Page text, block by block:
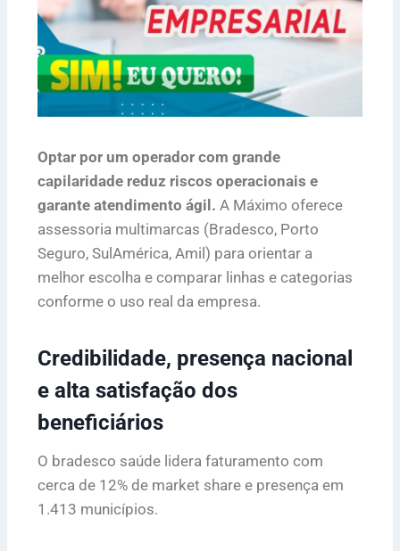
Optar por um operador com grande
capilaridade reduz riscos operacionais e
garante atendimento ágil. A Máximo oferece
assessoria multimarcas (Bradesco, Porto
Seguro, SulAmérica, Amil) para orientar a
melhor escolha e comparar linhas e categorias
conforme o uso real da empresa.
Credibilidade, presença nacional
e alta satisfação dos
beneficiários
O bradesco saúde lidera faturamento com
cerca de 12% de market share e presença em
1.413 municípios.